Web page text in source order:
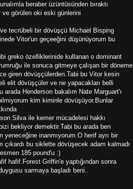
beraber üzüntüsünden bıraktı
ve görülen oki eski günlerini
tecrübeli bir dövüşçü Michael Bisping
Vitor'un geçeeğini düşünüyorum bu
greko özelliklerinide kullanan o dominant
ile sonuca gitmeye çalışan bir döneme
giren dövüşçülerden.Tabi bu Vitor kesin
elit dövüşçüler ve ne yapacakları belli
Henderson bakalım Nate Marguart'ı
kim kiminle dövüşüyor.Bunlar
Silva ile kemer mücadelesi hakkı
bekliyor demektir.Tabi bu arada ben
inanmıyorum.O herif ayrı bir
bu siklette dövüşecek adam kalmadı
185 pound'u :)
hafif.Forest Griffin'e yaptığından sonra
sarmaya başladı beni..